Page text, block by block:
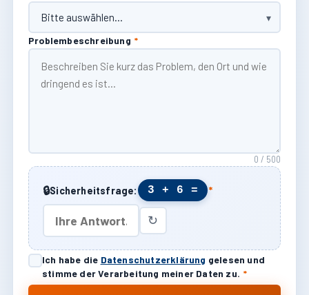
Problembeschreibung *
0 / 500
🔒Sicherheitsfrage: 3 + 6 = *
↻
Ich habe die Datenschutzerklärung gelesen und
stimme der Verarbeitung meiner Daten zu. *